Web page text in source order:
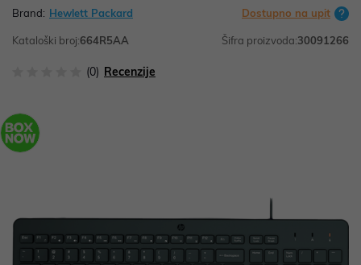
Brand: Hewlett Packard Dostupno na upit
Kataloški broj:664R5AA Šifra proizvoda:30091266
(0) Recenzije